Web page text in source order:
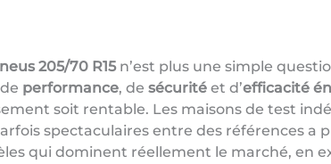
205/70 R15n’est plus une simple
performance, de sécuritéet d’efficacité
soit rentable. Les maisons de test
spectaculaires entre des références a
qui dominent réellement le marché, en